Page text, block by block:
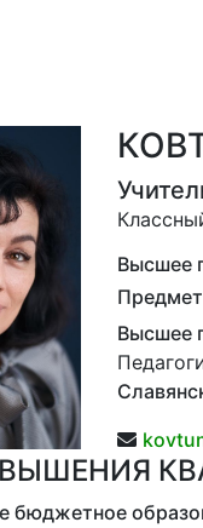
Высшее
Высшее
бюджетное